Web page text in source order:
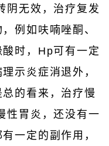
阴无效，治疗复发
例如呋喃唑酮、
时，Hp可有一定
示炎症消退外，
的看来，治疗慢
性胃炎，还没有一
一定的副作用，